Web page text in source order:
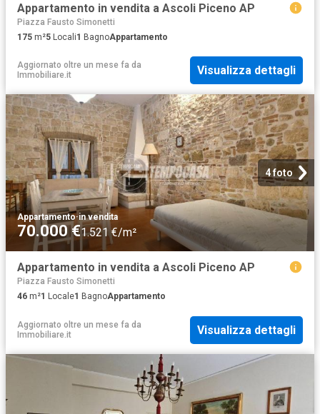
Appartamento in vendita a Ascoli Piceno AP
Piazza Fausto Simonetti
175 m²5 Locali1 BagnoAppartamento
Aggiornato oltre un mese fa da
Immobiliare.it
Visualizza dettagli
4 foto
Appartamento·in vendita
70.000 €1.521 €/m²
Appartamento in vendita a Ascoli Piceno AP
Piazza Fausto Simonetti
46 m²1 Locale1 BagnoAppartamento
Aggiornato oltre un mese fa da
Immobiliare.it
Visualizza dettagli